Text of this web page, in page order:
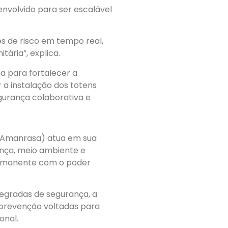
para ser escalável
de risco em tempo real,
explica.
para fortalecer a
instalação dos totens
colaborativa e
atua em sua
meio ambiente e
com o poder
de segurança, a
voltadas para